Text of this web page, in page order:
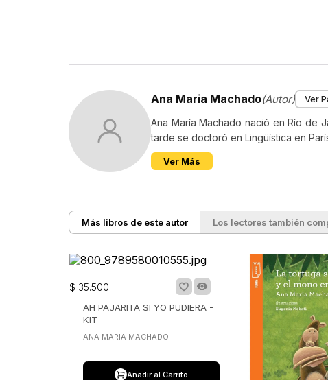
Ana Maria Machado(Autor) Ver
Ana María Machado nació en Río de
tarde se doctoró en Lingüística en
Ver Más
Más libros de este autor Los lectores también
$ 35.500
AH PAJARITA SI YO PUDIERA -
KIT
ANA MARIA MACHADO
Añadir al Carrito